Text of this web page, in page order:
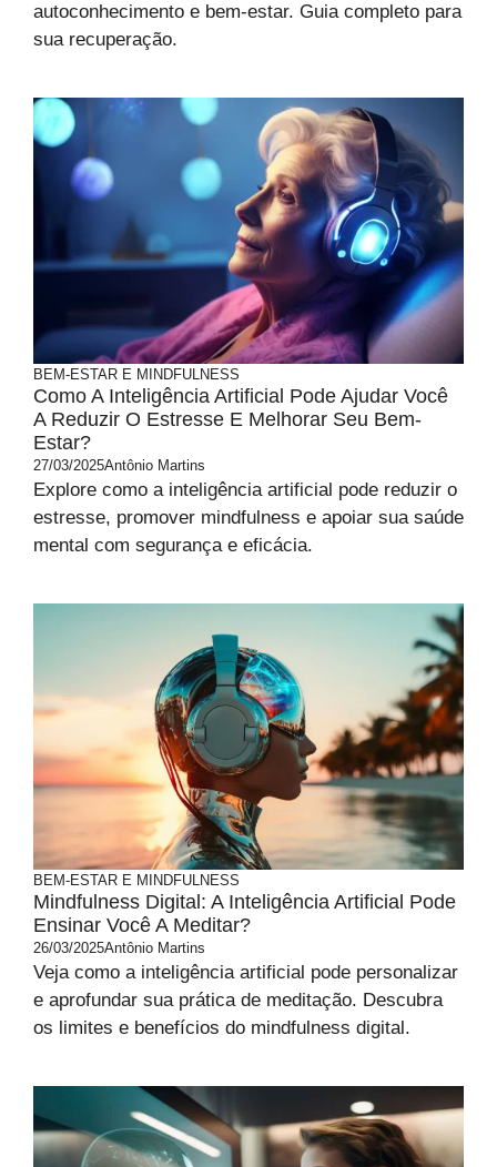
autoconhecimento e bem-estar. Guia completo para
sua recuperação.
BEM-ESTAR E MINDFULNESS
Como A Inteligência Artificial Pode Ajudar Você
A Reduzir O Estresse E Melhorar Seu Bem-
Estar?
27/03/2025Antônio Martins
Explore como a inteligência artificial pode reduzir o
estresse, promover mindfulness e apoiar sua saúde
mental com segurança e eficácia.
BEM-ESTAR E MINDFULNESS
Mindfulness Digital: A Inteligência Artificial Pode
Ensinar Você A Meditar?
26/03/2025Antônio Martins
Veja como a inteligência artificial pode personalizar
e aprofundar sua prática de meditação. Descubra
os limites e benefícios do mindfulness digital.